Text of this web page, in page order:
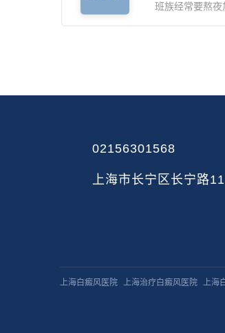
班族经常要熬
02156301568
上海市长宁区长宁路
上海白癜风医院 上海治疗白癜风医院 上海